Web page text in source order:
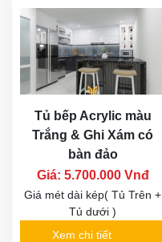
Tủ bếp Acrylic màu
Trắng & Ghi Xám có
bàn đảo
Giá: 5.700.000 Vnđ
Giá mét dài kép( Tủ Trên +
Tủ dưới )
Xem chi tiết